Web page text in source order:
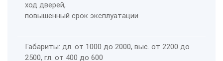
ход дверей,
повышенный срок эксплуатации
Габариты: дл. от 1000 до 2000, выс. от 2200 до
2500, гл. от 400 до 600